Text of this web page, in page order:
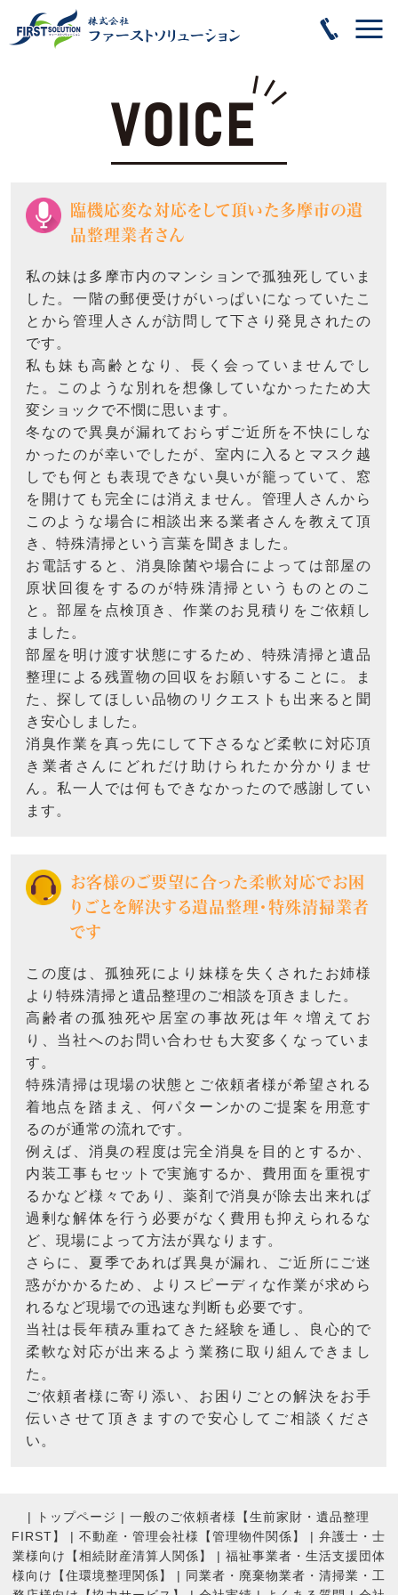
臨機応変な対応をして頂いた多摩市の遺
品整理業者さん
私の妹は多摩市内のマンションで孤独死していま
した。一階の郵便受けがいっぱいになっていたこ
とから管理人さんが訪問して下さり発見されたの
です。
私も妹も高齢となり、長く会っていませんでし
た。このような別れを想像していなかったため大
変ショックで不憫に思います。
冬なので異臭が漏れておらずご近所を不快にしな
かったのが幸いでしたが、室内に入るとマスク越
しでも何とも表現できない臭いが籠っていて、窓
を開けても完全には消えません。管理人さんから
このような場合に相談出来る業者さんを教えて頂
き、特殊清掃という言葉を聞きました。
お電話すると、消臭除菌や場合によっては部屋の
原状回復をするのが特殊清掃というものとのこ
と。部屋を点検頂き、作業のお見積りをご依頼し
ました。
部屋を明け渡す状態にするため、特殊清掃と遺品
整理による残置物の回収をお願いすることに。ま
た、探してほしい品物のリクエストも出来ると聞
き安心しました。
消臭作業を真っ先にして下さるなど柔軟に対応頂
き業者さんにどれだけ助けられたか分かりませ
ん。私一人では何もできなかったので感謝してい
ます。
お客様のご要望に合った柔軟対応でお困
りごとを解決する遺品整理・特殊清掃業者
です
この度は、孤独死により妹様を失くされたお姉様
より特殊清掃と遺品整理のご相談を頂きました。
高齢者の孤独死や居室の事故死は年々増えてお
り、当社へのお問い合わせも大変多くなっていま
す。
特殊清掃は現場の状態とご依頼者様が希望される
着地点を踏まえ、何パターンかのご提案を用意す
るのが通常の流れです。
例えば、消臭の程度は完全消臭を目的とするか、
内装工事もセットで実施するか、費用面を重視す
るかなど様々であり、薬剤で消臭が除去出来れば
過剰な解体を行う必要がなく費用も抑えられるな
ど、現場によって方法が異なります。
さらに、夏季であれば異臭が漏れ、ご近所にご迷
惑がかかるため、よりスピーディな作業が求めら
れるなど現場での迅速な判断も必要です。
当社は長年積み重ねてきた経験を通し、良心的で
柔軟な対応が出来るよう業務に取り組んできまし
た。
ご依頼者様に寄り添い、お困りごとの解決をお手
伝いさせて頂きますので安心してご相談くださ
い。
| トップページ | 一般のご依頼者様【生前家財・遺品整理
FIRST】
| 不動産・管理会社様【管理物件関係】 | 弁護士・士
業様向け【相続財産清算人関係】
| 福祉事業者・生活支援団体
様向け【住環境整理関係】
| 同業者・廃棄物業者・清掃業・工